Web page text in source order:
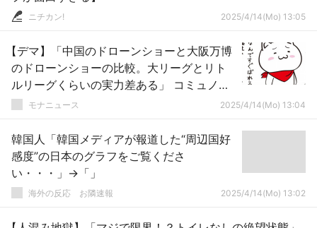
ニチカン! 2025/4/14(Mo) 13:05
【デマ】「中国のドローンショーと大阪万博
のドローンショーの比較。大リーグとリト
ルリーグくらいの実力差ある」 コミュノ
「これは大阪万博のドローンショーではあ
モナニュース 2025/4/14(Mo) 13:04
韓国人「韓国メディアが報道した“周辺国好
感度”の日本のグラフをご覧くださ
い・・・」→「」
海外の反応 お隣速報 2025/4/14(Mo) 13:02